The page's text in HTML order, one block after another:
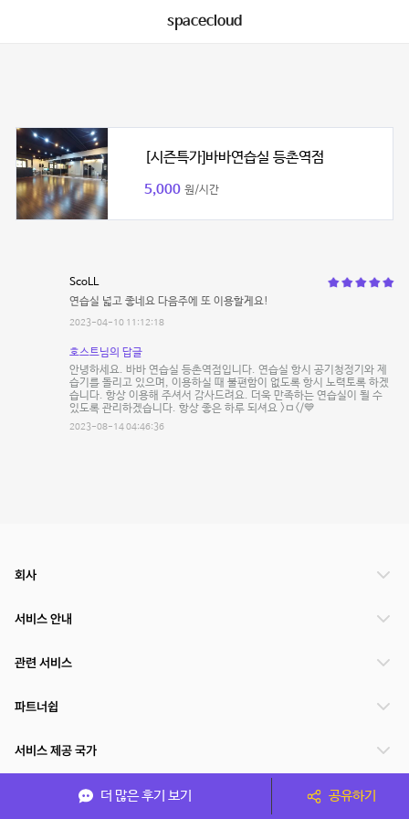
spacecloud
[시즌특가]바바연습실 등촌역점
5,000 원/시간
ScoLL
연습실 넓고 좋네요 다음주에 또 이용할게요!
2023-04-10 11:12:18
호스트님의 답글
안녕하세요. 바바 연습실 등촌역점입니다. 연습실 항시 공기청정기와 제
습기를 돌리고 있으며, 이용하실 때 불편함이 없도록 항시 노력토록 하겠
습니다. 항상 이용해 주셔서 감사드려요. 더욱 만족하는 연습실이 될 수
있도록 관리하겠습니다. 항상 좋은 하루 되셔요 >ㅁ</💙
2023-08-14 04:46:36
더 많은 후기 보기 공유하기
회사
서비스 안내
관련 서비스
파트너쉽
서비스 제공 국가